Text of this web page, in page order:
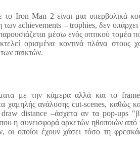
Iron Man 2 είναι μια υπερβολικά
των achievements – trophies, δεν
μέσω ενός οπτικού τομέα
ορισμένα κοντινά πλάνα στους
παικτών.
με την κάμερα αλλά και το
χαμηλής ανάλυσης cut-scenes, καθώς
distance –άσχετα αν τα pop-ups
η συνεισφορά αρκετών ηθοποιών από
οι οποίοι έχουν χάσει τόσο τη